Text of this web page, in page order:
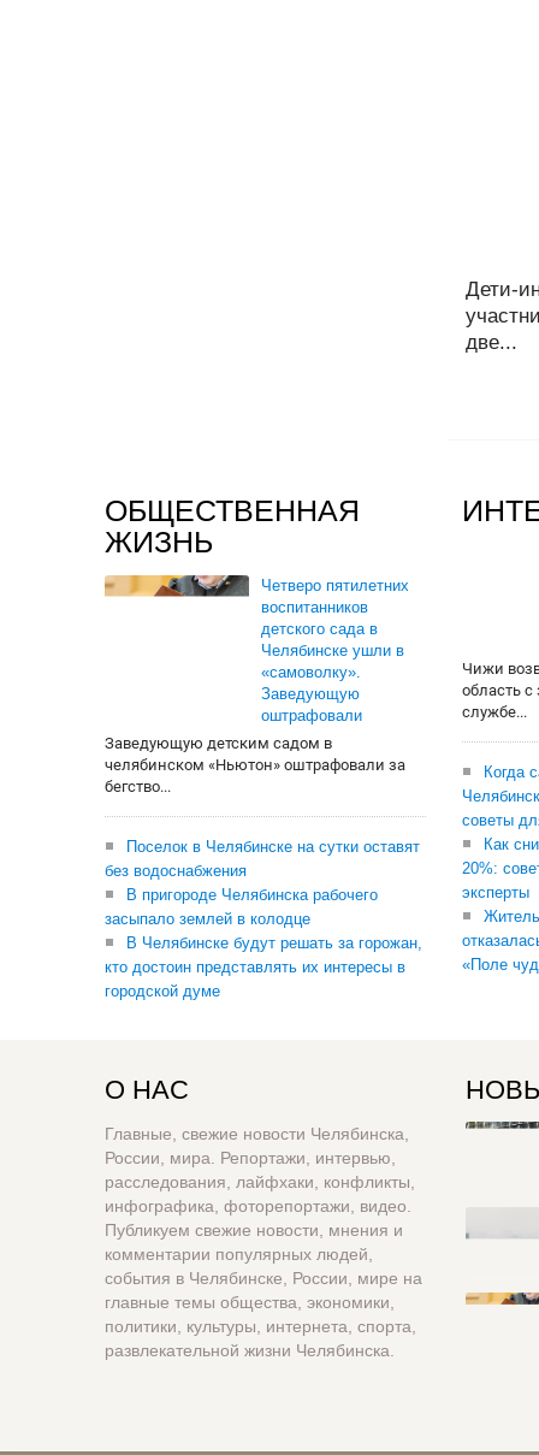
Дети-
две...
ОБЩЕСТВЕННАЯ
ЖИЗНЬ
Четверо пятилетних
воспитанников
детского сада в
Челябинске ушли в
«самоволку».
Заведующую
оштрафовали
Заведующую детским садом в
челябинском «Ньютон» оштрафовали за
бегство...
Поселок в Челябинске на сутки оставят
без водоснабжения
В пригороде Челябинска рабочего
засыпало землей в колодце
В Челябинске будут решать за горожан,
кто достоин представлять их интересы в
городской думе
Чижи
область
службе...
Когда
советы
Как
20%:
эксперты
«Поле
О НАС
Главные, свежие новости Челябинска,
России, мира. Репортажи, интервью,
расследования, лайфхаки, конфликты,
инфографика, фоторепортажи, видео.
Публикуем свежие новости, мнения и
комментарии популярных людей,
события в Челябинске, России, мире на
главные темы общества, экономики,
политики, культуры, интернета, спорта,
развлекательной жизни Челябинска.